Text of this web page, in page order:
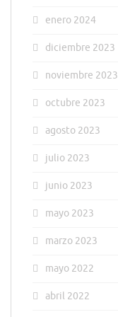
enero 2024
diciembre 2023
noviembre 2023
octubre 2023
agosto 2023
julio 2023
junio 2023
mayo 2023
marzo 2023
mayo 2022
abril 2022